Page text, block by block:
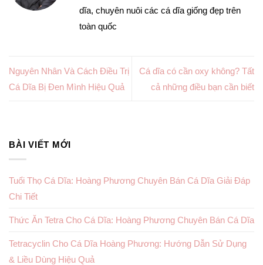
dĩa, chuyên nuôi các cá dĩa giống đẹp trên
toàn quốc
Nguyên Nhân Và Cách Điều Trị
Cá Dĩa Bị Đen Mình Hiệu Quả
Cá dĩa có cần oxy không? Tất
cả những điều bạn cần biết
BÀI VIẾT MỚI
Tuổi Thọ Cá Dĩa: Hoàng Phương Chuyên Bán Cá Dĩa Giải Đáp
Chi Tiết
Thức Ăn Tetra Cho Cá Dĩa: Hoàng Phương Chuyên Bán Cá Dĩa
Tetracyclin Cho Cá Dĩa Hoàng Phương: Hướng Dẫn Sử Dụng
& Liều Dùng Hiệu Quả